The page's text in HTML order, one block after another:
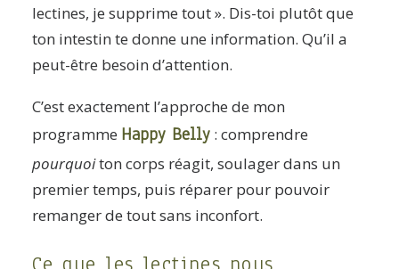
lectines, je supprime tout ». Dis-toi plutôt que
ton intestin te donne une information. Qu’il a
peut-être besoin d’attention.
C’est exactement l’approche de mon
programme Happy Belly : comprendre
pourquoiton corps réagit, soulager dans un
premier temps, puis réparer pour pouvoir
remanger de tout sans inconfort.